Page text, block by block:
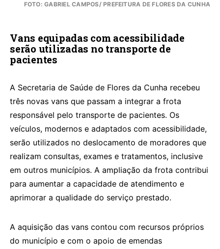
FOTO: GABRIEL CAMPOS/ PREFEITURA DE FLORES DA CUNHA
Vans equipadas com acessibilidade
serão utilizadas no transporte de
pacientes
A Secretaria de Saúde de Flores da Cunha recebeu
três novas vans que passam a integrar a frota
responsável pelo transporte de pacientes. Os
veículos, modernos e adaptados com acessibilidade,
serão utilizados no deslocamento de moradores que
realizam consultas, exames e tratamentos, inclusive
em outros municípios. A ampliação da frota contribui
para aumentar a capacidade de atendimento e
aprimorar a qualidade do serviço prestado.
A aquisição das vans contou com recursos próprios
do município e com o apoio de emendas